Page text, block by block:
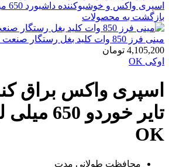
اسپری واکس و خوشبوکننده داشبورد 650 میلی لیتر اوکی OK
بازگشت به محصولات
مینی فرز 850 وات کلید بغل رستگار صنعت R.S.CO
4,105,200 تومان
اوکی OK
اسپری واکس براق
تایر خوردو
OK
محافظت طولانی مدت